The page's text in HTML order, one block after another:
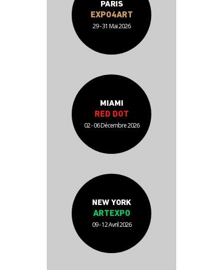
PARIS
EXPO4ART
29 - 31 Mai 2026
MIAMI
RED DOT
02 - 06 Décembre 2026
NEW YORK
ARTEXPO
09 - 12 Avril 2026